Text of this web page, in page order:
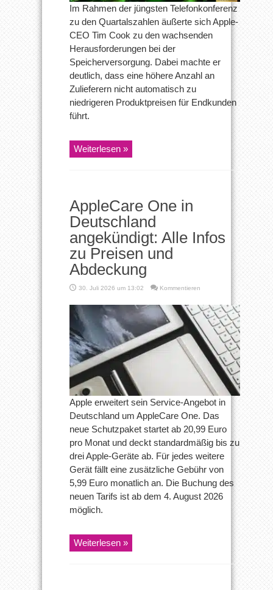
Im Rahmen der jüngsten Telefonkonferenz
zu den Quartalszahlen äußerte sich Apple-
CEO Tim Cook zu den wachsenden
Herausforderungen bei der
Speicherversorgung. Dabei machte er
deutlich, dass eine höhere Anzahl an
Zulieferern nicht automatisch zu
niedrigeren Produktpreisen für Endkunden
führt.
Weiterlesen »
AppleCare One in
Deutschland
angekündigt: Alle Infos
zu Preisen und
Abdeckung
30. Juli 2026 um 13:02 Kommentieren
Apple erweitert sein Service-Angebot in
Deutschland um AppleCare One. Das
neue Schutzpaket startet ab 20,99 Euro
pro Monat und deckt standardmäßig bis zu
drei Apple-Geräte ab. Für jedes weitere
Gerät fällt eine zusätzliche Gebühr von
5,99 Euro monatlich an. Die Buchung des
neuen Tarifs ist ab dem 4. August 2026
möglich.
Weiterlesen »